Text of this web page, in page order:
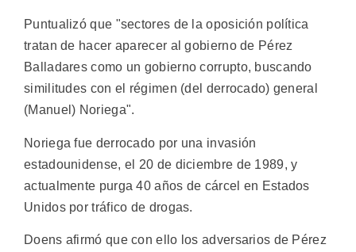
Puntualizó que "sectores de la oposición política
tratan de hacer aparecer al gobierno de Pérez
Balladares como un gobierno corrupto, buscando
similitudes con el régimen (del derrocado) general
(Manuel) Noriega".
Noriega fue derrocado por una invasión
estadounidense, el 20 de diciembre de 1989, y
actualmente purga 40 años de cárcel en Estados
Unidos por tráfico de drogas.
Doens afirmó que con ello los adversarios de Pérez